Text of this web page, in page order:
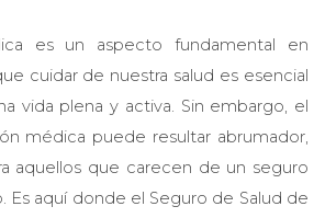
es un aspecto fundamental en
cuidar de nuestra salud es esencial
vida plena y activa. Sin embargo, el
médica puede resultar abrumador,
aquellos que carecen de un seguro
Es aquí donde el Seguro de Salud de